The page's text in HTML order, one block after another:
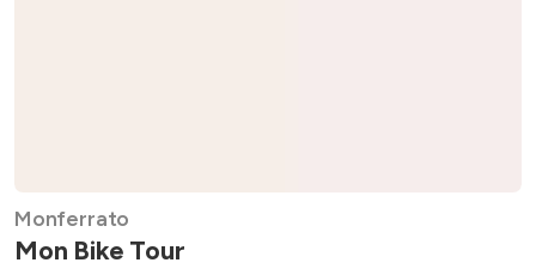
Monferrato
Mon Bike Tour